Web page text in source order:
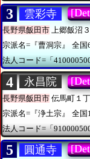
3 雲彩寺
長野県飯田市 上郷飯沼
宗派名=『曹洞宗』
全国
法人コード=「
4 永昌院
長野県飯田市 伝馬町１
宗派名=『浄土宗』
全国
法人コード=「
5 圓通寺